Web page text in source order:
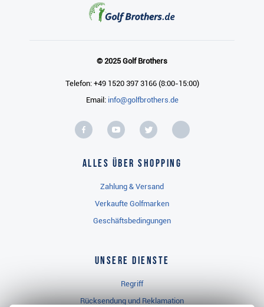
© 2025 Golf Brothers
Telefon: +49 1520 397 3166 (8:00-15:00)
Email: info@golfbrothers.de
Alles über Shopping
Zahlung & Versand
Verkaufte Golfmarken
Geschäftsbedingungen
Unsere Dienste
Regriff
Rücksendung und Reklamation